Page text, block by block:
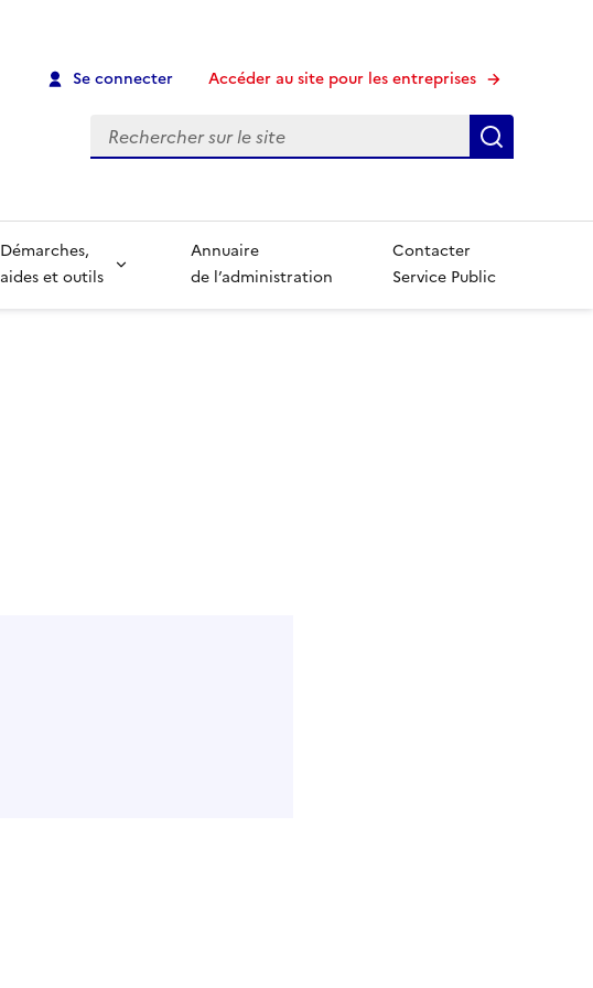
Se connecter Accéder au site pour les entreprises
Recherche
Démarches,
aides et outils
Annuaire
de l’administration
Contacter
Service Public